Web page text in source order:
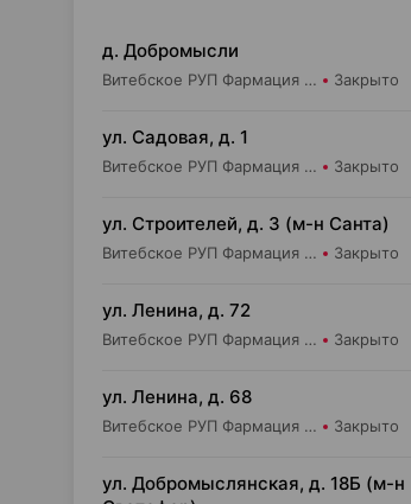
д. Добромысли
Витебское РУП Фармация Аптека №125 Закрыто
ул. Садовая, д. 1
Витебское РУП Фармация Аптека №190 Закрыто
ул. Строителей, д. 3 (м-н Санта)
Витебское РУП Фармация Аптека №405 Закрыто
ул. Ленина, д. 72
Витебское РУП Фармация Аптека №328 Закрыто
ул. Ленина, д. 68
Витебское РУП Фармация Центральная районная аптека №16 Закрыто
ул. Добромыслянская, д. 18Б (м-н